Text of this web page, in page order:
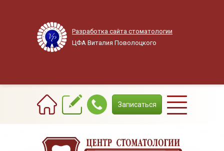
Разработка сайта стоматологии
ЦФА Виталия Поволоцкого
Записаться
+7(3822) 908-800